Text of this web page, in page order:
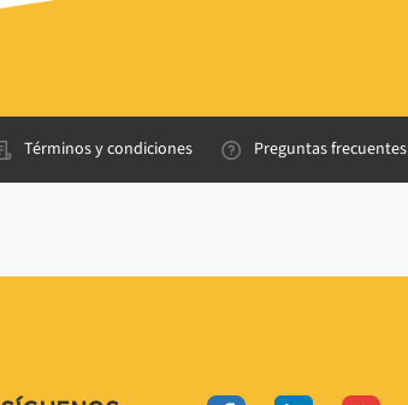
Términos y condiciones Preguntas frecuentes